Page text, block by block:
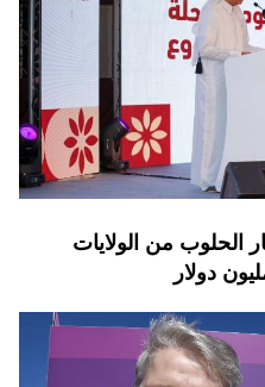
الحلوب من الولايات